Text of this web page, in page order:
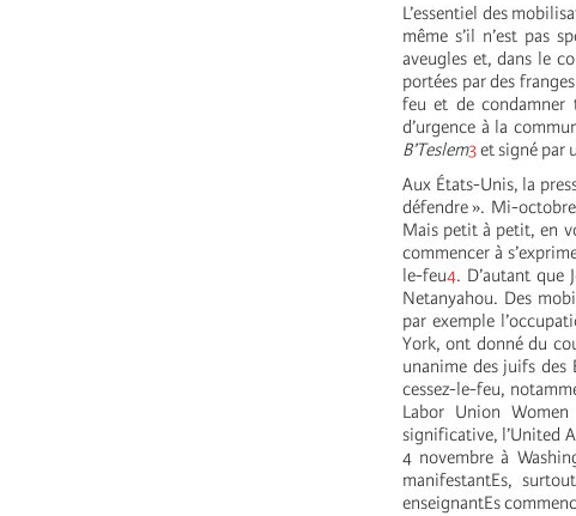
L’essentiel des
même s’il n’est pas
aveugles et, dans le
portées par des
feu et de condamner
d’urgence à la
B’Teslem3et signé par
Aux États-Unis, la
défendre ». Mi-
Mais petit à petit, en
commencer à
le-feu4. D’autant que
Netanyahou. Des
par exemple
York, ont donné du
unanime des juifs des
cessez-le-feu,
Labor Union
significative, l’United
4 novembre à
manifestantEs,
enseignantEs